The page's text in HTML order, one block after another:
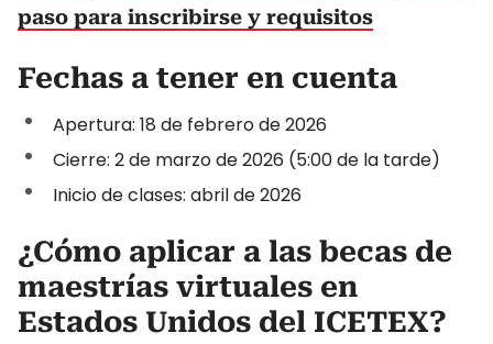
paso para inscribirse y requisitos
Fechas a tener en cuenta
Apertura: 18 de febrero de 2026
Cierre: 2 de marzo de 2026 (5:00 de la tarde)
Inicio de clases: abril de 2026
¿Cómo aplicar a las becas de
maestrías virtuales en
Estados Unidos del ICETEX?